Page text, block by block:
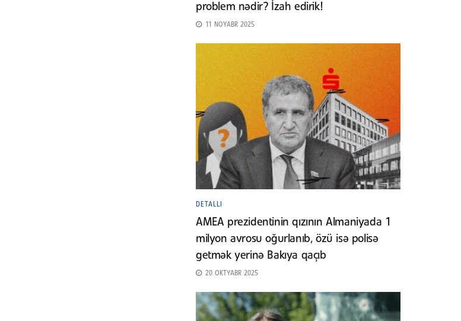
problem nədir? İzah edirik!
11 NOYABR 2025
DETALLI
AMEA prezidentinin qızının Almaniyada 1
milyon avrosu oğurlanıb, özü isə polisə
getmək yerinə Bakıya qaçıb
20 OKTYABR 2025